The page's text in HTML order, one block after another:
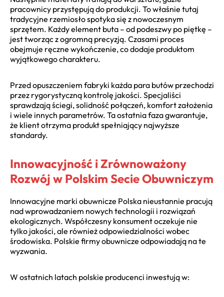
pracownicy przystępują do produkcji. To właśnie tutaj
tradycyjne rzemiosło spotyka się z nowoczesnym
sprzętem. Każdy element buta – od podeszwy po piętkę –
jest tworząc z ogromną precyzją. Czasami proces
obejmuje ręczne wykończenie, co dodaje produktom
wyjątkowego charakteru.
Przed opuszczeniem fabryki każda para butów przechodzi
przez rygorystyczną kontrolę jakości. Specjaliści
sprawdzają ściegi, solidność połączeń, komfort założenia
i wiele innych parametrów. Ta ostatnia faza gwarantuje,
że klient otrzyma produkt spełniający najwyższe
standardy.
Innowacyjność i Zrównoważony
Rozwój w Polskim Secie Obuwniczym
Innowacyjne marki obuwnicze Polska nieustannie pracują
nad wprowadzaniem nowych technologii i rozwiązań
ekologicznych. Współczesny konsument oczekuje nie
tylko jakości, ale również odpowiedzialności wobec
środowiska. Polskie firmy obuwnicze odpowiadają na te
wyzwania.
W ostatnich latach polskie producenci inwestują w: